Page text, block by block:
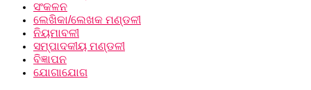
ସଂକଳନ
ଲେଖିକା/ଲେଖକ ମଣ୍ଡଳୀ
ନିୟମାବଳୀ
ସମ୍ପାଦକୀୟ ମଣ୍ଡଳୀ
ବିଜ୍ଞାପନ
ଯୋଗାଯୋଗ